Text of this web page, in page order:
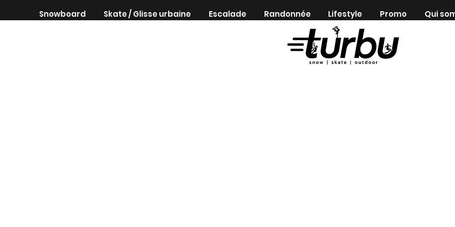
Snowboard Skate / Glisse urbaine Escalade Randonnée Lifestyle Promo Qui